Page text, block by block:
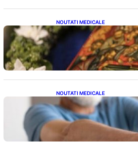
NOUTATI MEDICALE
Postul Adormirii
Superstiții și
NOUTATI MEDICALE
Îmbunătățirea
Patru exerciții simple
tensiunii arteriale la